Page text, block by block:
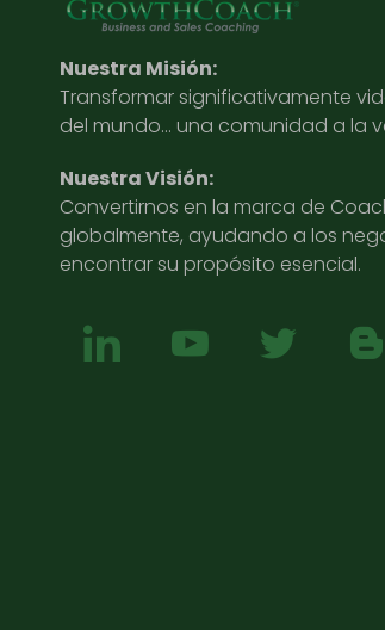
Nuestra Misión:
Transformar significativamente
del mundo… una comunidad a la
Nuestra Visión:
Convertirnos en la marca de
globalmente, ayudando a los
encontrar su propósito esencial.